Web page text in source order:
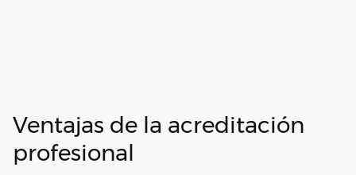
Ventajas de la acreditación
profesional